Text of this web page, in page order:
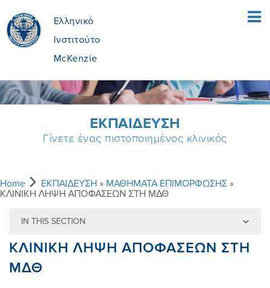
Ελληνικό
Ινστιτούτο
McKenzie
ΑΡΧΙΚΗ ΣΕΛΙΔΑ
ΑΣΘΕΝΕIΣ
ΤΙ ΕIΝΑΙ Η ΜEΘΟΔΟΣ MCKENZIE;
ΤΙ ΠΕΡΙΛΑΜΒAΝΕΙ
ΕIΝΑΙ Η ΚΑΤAΛΛΗΛΗ ΓΙΑ ΜEΝΑ;
ΘΕΡΑΠΕΥΤEΣ
MEΘOΔOΣ MCKENZIE
ΟΦEΛΗ ΑΠO ΤΗ ΜΔΘ
ΕΚΠΑIΔΕΥΣΗ
ΓIΝΕ ΠΙΣΤΟΠΟΙΗΜEΝΟΣ
ΠΟΙΟI ΕIΜΑΣΤΕ
ΕΚΠΑIΔΕΥΣΗ
Γίνετε ένας πιστοποιημένος κλινικός
Home ΕΚΠΑIΔΕΥΣΗ » ΜΑΘΗΜΑΤΑ ΕΠΙΜΟΡΦΩΣΗΣ »
ΚΛΙΝΙΚΗ ΛΗΨΗ ΑΠΟΦΑΣΕΩΝ ΣΤΗ ΜΔΘ
IN THIS SECTION
ΚΛΙΝΙΚΗ ΛΗΨΗ ΑΠΟΦΑΣΕΩΝ ΣΤΗ
ΜΔΘ